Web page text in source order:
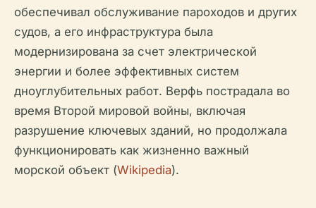
обеспечивал обслуживание пароходов и других
судов, а его инфраструктура была
модернизирована за счет электрической
энергии и более эффективных систем
дноуглубительных работ. Верфь пострадала во
время Второй мировой войны, включая
разрушение ключевых зданий, но продолжала
функционировать как жизненно важный
морской объект (Wikipedia).